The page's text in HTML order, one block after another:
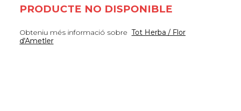
PRODUCTE NO DISPONIBLE
Obteniu més informació sobre Tot Herba / Flor
d'Ametler